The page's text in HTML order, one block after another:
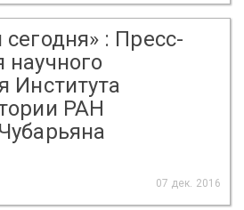
: Пресс-
научного
Института
РАН
07 дек. 2016